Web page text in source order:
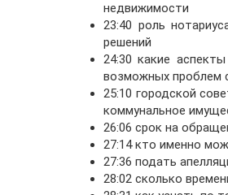
недвижимости
23:40 роль
решений
24:30 какие
возможных проблем
25:10 городской
коммунальное
26:06 срок на
27:14 кто именно
27:36 подать
28:02 сколько